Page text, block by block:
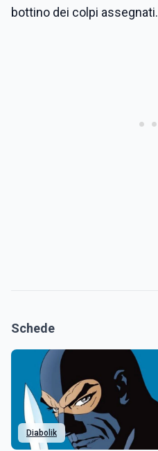
bottino dei colpi assegnati.
Schede
Diabolik